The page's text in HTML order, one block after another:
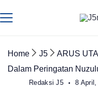
to
Home J5 ARUS
Dalam Peringatan
Redaksi J5 8 April,